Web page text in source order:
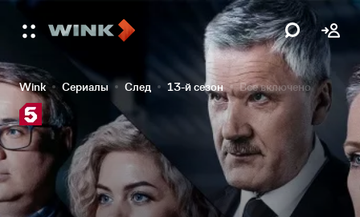
Wink Сериалы След 13-й сезон Все включено